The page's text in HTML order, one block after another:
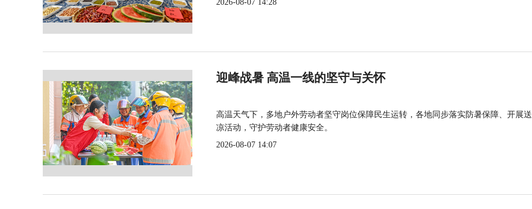
2026-08-07 14:28
迎峰战暑 高温一线的坚守与关怀
高温天气下，多地户外劳动者坚守岗位保障民生运转，各地同步落实防暑保障、开展
凉活动，守护劳动者健康安全。
2026-08-07 14:07